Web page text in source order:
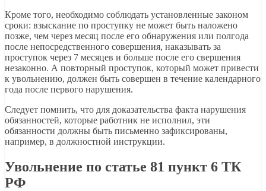
Кроме того, необходимо соблюдать установленные законом
сроки: взыскание по проступку не может быть наложено
позже, чем через месяц после его обнаружения или полгода
после непосредственного совершения, наказывать за
проступок через 7 месяцев и больше после его свершения
незаконно. А повторный проступок, который может привести
к увольнению, должен быть совершен в течение календарного
года после первого нарушения.
Следует помнить, что для доказательства факта нарушения
обязанностей, которые работник не исполнил, эти
обязанности должны быть письменно зафиксированы,
например, в должностной инструкции.
Увольнение по статье 81 пункт 6 ТК
РФ